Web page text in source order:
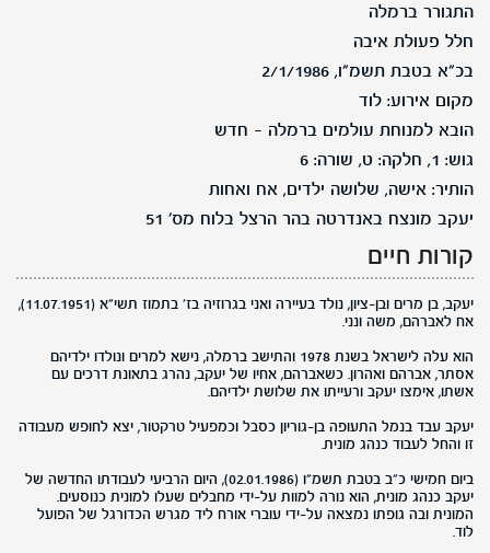
התגורר ברמלה
חלל פעולת איבה
בכ"א בטבת תשמ"ו, 2/1/1986
מקום אירוע: לוד
הובא למנוחת עולמים ברמלה - חדש
גוש: 1, חלקה: ט, שורה: 6
הותיר: אישה, שלושה ילדים, אח ואחות
יעקב מונצח באנדרטה בהר הרצל בלוח מס' 51
קורות חיים
יעקב, בן מרים ובן-ציון, נולד בעיירה ואני בגרוזיה בז' בתמוז תשי"א (11.07.1951),
אח לאברהם, משה ונני.
הוא עלה לישראל בשנת 1978 והתישב ברמלה, נישא למרים ונולדו ילדיהם
אסתר, אברהם ואהרון. כשאברהם, אחיו של יעקב, נהרג בתאונת דרכים עם
אשתו, אימצו יעקב ורעייתו את שלושת ילדיהם.
יעקב עבד בנמל התעופה בן-גוריון כסבל וכמפעיל טרקטור, יצא לחופש מעבודה
זו והחל לעבוד כנהג מונית.
ביום חמישי כ"ב בטבת תשמ"ו (02.01.1986), היום הרביעי לעבודתו החדשה של
יעקב כנהג מונית, הוא נורה למוות על-ידי מחבלים שעלו למונית כנוסעים.
המונית ובה גופתו נמצאה על-ידי עוברי אורח ליד מגרש הכדורגל של הפועל
לוד.